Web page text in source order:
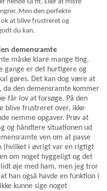
hende så tit. Eller at miste
Men den perfekte
at blive frustreret og
du kan.
demensramte
måske klare mange ting.
gange er det hurtigere og
gøres. Det kan dog være at
da den demensramte kommer
får lov at forsøge. På den
blive frustreret over, ikke
nemme opgaver. Prøv at
og håndtere situationen ud
ven om at passe
(hvilket i øvrigt var en rigtigt
om noget hyggeligt og det
øje med ham, men jeg tror
han også havde en funktion i
kunne sige noget